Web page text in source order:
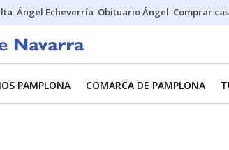
Ángel Echeverría Obituario Ángel Comprar
PAMPLONA COMARCA DE PAMPLONA